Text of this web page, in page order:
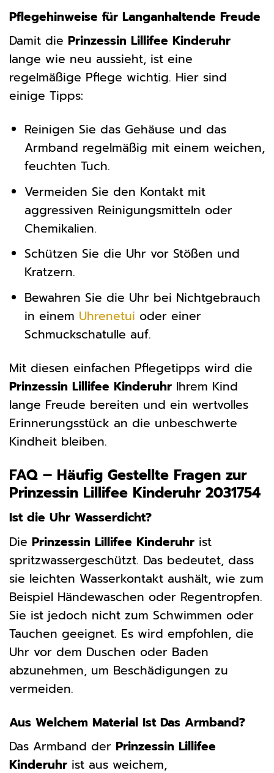
Pflegehinweise für Langanhaltende Freude
Damit die Prinzessin Lillifee Kinderuhr
lange wie neu aussieht, ist eine
regelmäßige Pflege wichtig. Hier sind
einige Tipps:
Reinigen Sie das Gehäuse und das
Armband regelmäßig mit einem weichen,
feuchten Tuch.
Vermeiden Sie den Kontakt mit
aggressiven Reinigungsmitteln oder
Chemikalien.
Schützen Sie die Uhr vor Stößen und
Kratzern.
Bewahren Sie die Uhr bei Nichtgebrauch
in einem Uhrenetui oder einer
Schmuckschatulle auf.
Mit diesen einfachen Pflegetipps wird die
Prinzessin Lillifee Kinderuhr Ihrem Kind
lange Freude bereiten und ein wertvolles
Erinnerungsstück an die unbeschwerte
Kindheit bleiben.
FAQ – Häufig Gestellte Fragen zur
Prinzessin Lillifee Kinderuhr 2031754
Ist die Uhr Wasserdicht?
Die Prinzessin Lillifee Kinderuhr ist
spritzwassergeschützt. Das bedeutet, dass
sie leichten Wasserkontakt aushält, wie zum
Beispiel Händewaschen oder Regentropfen.
Sie ist jedoch nicht zum Schwimmen oder
Tauchen geeignet. Es wird empfohlen, die
Uhr vor dem Duschen oder Baden
abzunehmen, um Beschädigungen zu
vermeiden.
Aus Welchem Material Ist Das Armband?
Das Armband der Prinzessin Lillifee
Kinderuhr ist aus weichem,